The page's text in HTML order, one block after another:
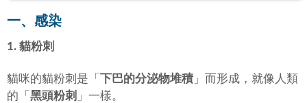
一、感染
1. 貓粉刺
貓咪的貓粉刺是「 下巴的分泌物堆積 」而形成，就像人類
的「 黑頭粉刺 」一樣。